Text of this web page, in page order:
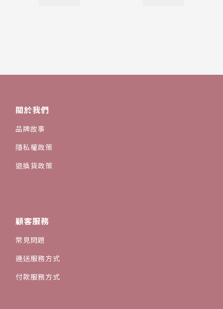
關於我們
品牌故事
隱私權政策
退換貨政策
顧客服務
常見問題
運送服務方式
付款服務方式